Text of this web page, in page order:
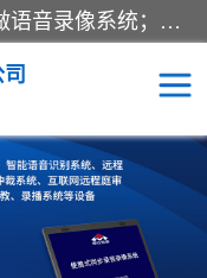
深圳鼎立宏泰科技有限公司专注做语音录像系统；主要服务有：约谈室同步录音录像系统、设计数字询问同步录音录像、数字约谈室同步录音录像、公开听证室、智慧庭审、智能语音识别转写、远程提讯（提审）、记录仪、远程指挥综合管理平台、录播系统等
式审讯设备